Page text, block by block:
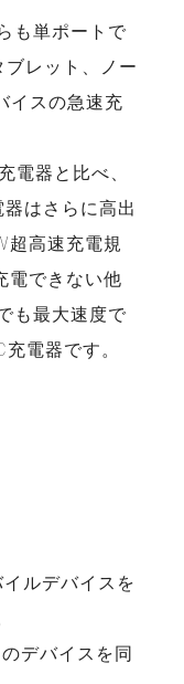
も単ポートで
レット、ノー
イスの急速充
電器と比べ、
はさらに高出
超高速充電規
電できない他
も最大速度で
電器です。
ルデバイスを
デバイスを同